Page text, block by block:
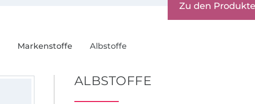
Zu den
Markenstoffe Albstoffe
ALBSTOFFE